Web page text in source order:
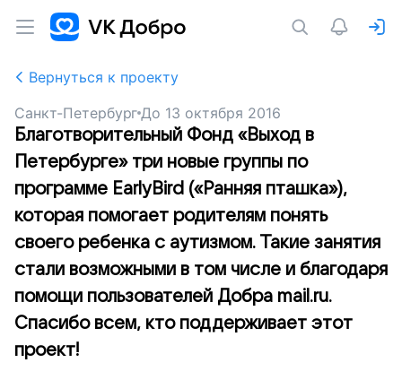
Вернуться к проекту
Санкт-Петербург До 13 октября 2016
Благотворительный Фонд «Выход в
Петербурге» три новые группы по
программе EarlyBird («Ранняя пташка»),
которая помогает родителям понять
своего ребенка с аутизмом. Такие занятия
стали возможными в том числе и благодаря
помощи пользователей Добра mail.ru.
Спасибо всем, кто поддерживает этот
проект!